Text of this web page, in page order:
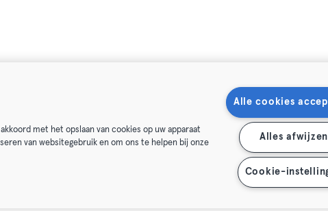
met het opslaan van cookies op uw apparaat
van websitegebruik en om ons te helpen bij onze
Alle cookies
Alles afwijzen
Cookie-